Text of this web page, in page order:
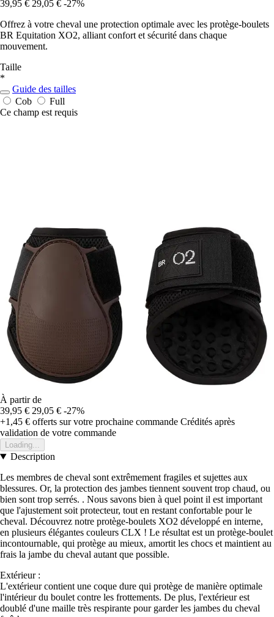
39,95 € 29,05 € -27%
Offrez à votre cheval une protection optimale avec les protège-boulets
BR Equitation XO2, alliant confort et sécurité dans chaque
mouvement.
Taille
*
Guide des tailles
Cob
Full
Ce champ est requis
À partir de
39,95 € 29,05 € -27%
+1,45 € offerts sur votre prochaine commande Crédités après
validation de votre commande
Loading...
Description
Les membres de cheval sont extrêmement fragiles et sujettes aux
blessures. Or, la protection des jambes tiennent souvent trop chaud, ou
bien sont trop serrés. . Nous savons bien à quel point il est important
que l'ajustement soit protecteur, tout en restant confortable pour le
cheval. Découvrez notre protège-boulets XO2 développé en interne,
en plusieurs élégantes couleurs CLX ! Le résultat est un protège-boulet
incontournable, qui protège au mieux, amortit les chocs et maintient au
frais la jambe du cheval autant que possible.
Extérieur :
L'extérieur contient une coque dure qui protège de manière optimale
l'intérieur du boulet contre les frottements. De plus, l'extérieur est
doublé d'une maille très respirante pour garder les jambes du cheval